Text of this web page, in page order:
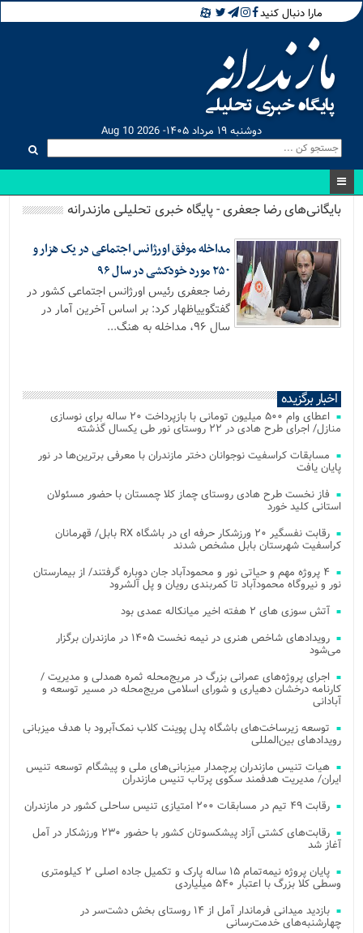
مارا دنبال کنید
دوشنبه ۱۹ مرداد ۱۴۰۵- Aug 10 2026
بایگانی‌های رضا جعفری - پایگاه خبری تحلیلی مازندرانه
مداخله موفق اورژانس اجتماعی در یک هزار و
۲۵۰ مورد خودکشی در سال ۹۶
رضا جعفری رئیس اورژانس اجتماعی کشور در
گفتگوییاظهار کرد: بر اساس آخرین آمار در
سال ۹۶، مداخله به هنگ...
اخبار برگزیده
اعطای وام ۵۰۰ میلیون تومانی با بازپرداخت ۲۰ ساله برای نوسازی
منازل/ اجرای طرح هادی در ۲۲ روستای نور طی یکسال گذشته
مسابقات کراسفیت نوجوانان دختر مازندران با معرفی برترین‌ها در نور
پایان یافت
فاز نخست طرح هادی روستای چماز کلا چمستان با حضور مسئولان
استانی کلید خورد
رقابت نفسگیر ۲۰ ورزشکار حرفه ای در باشگاه RX بابل/ قهرمانان
کراسفیت شهرستان بابل مشخص شدند
۴ پروژه مهم و حیاتی نور و محمودآباد جان دوباره گرفتند/ از بیمارستان
نور و نیروگاه محمودآباد تا کمربندی رویان و پل آلشرود
آتش‌ سوزی‌ های ۲ هفته اخیر میانکاله عمدی بود
رویدادهای شاخص هنری در نیمه نخست ۱۴۰۵ در مازندران برگزار
می‌شود
اجرای پروژه‌های عمرانی بزرگ در مریج‌محله ثمره همدلی و مدیریت /
کارنامه درخشان دهیاری و شورای اسلامی مریج‌محله در مسیر توسعه و
آبادانی
توسعه زیرساخت‌های باشگاه پدل پوینت کلاب نمک‌آبرود با هدف میزبانی
رویدادهای بین‌المللی
هیات تنیس مازندران پرچمدار میزبانی‌های ملی و پیشگام توسعه تنیس
ایران/ مدیریت هدفمند سکوی پرتاب تنیس مازندران
رقابت ۴۹ تیم در مسابقات ۲۰۰ امتیازی تنیس ساحلی کشور در مازندران
رقابت‌های کشتی آزاد پیشکسوتان کشور با حضور ۲۳۰ ورزشکار در آمل
آغاز شد
پایان پروژه نیمه‌تمام ۱۵ ساله پارک و تکمیل جاده اصلی ۲ کیلومتری
وسطی کلا بزرگ با اعتبار ۵۴۰ میلیاردی
بازدید میدانی فرماندار آمل از ۱۴ روستای بخش دشت‌سر در
چهارشنبه‌های خدمت‌رسانی